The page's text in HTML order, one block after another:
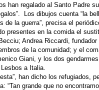
han regalado al Santo Padre
Los dibujos cuenta “la
de la guerra”, precisa el
presentes en la comida el
Andrea Riccardi,
de la comunidad; y el
Giani, y los dos
a Italia.
han dicho los refugiados,
“Tan grande que no